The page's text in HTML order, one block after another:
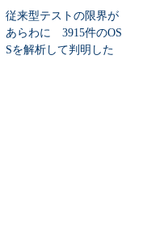
従来型テストの限界が
あらわに 3915件のOS
Sを解析して判明した